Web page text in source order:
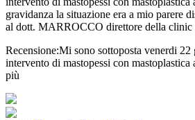
gravidanza la situazione era a mio parere
al dott. MARROCCO direttore della clinic
Recensione:Mi sono sottoposta venerdi 22
intervento di mastopessi con
più